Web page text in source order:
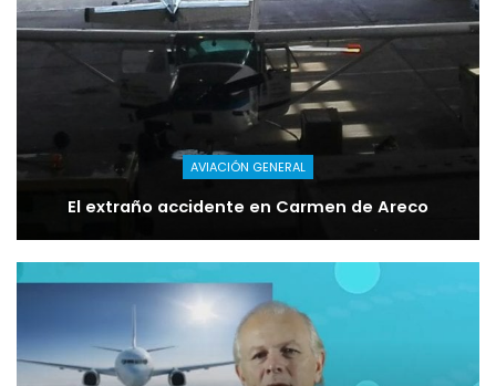
AVIACIÓN GENERAL
El extraño accidente en Carmen de Areco